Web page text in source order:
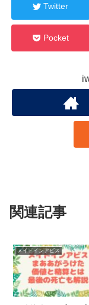
Twitter
Pocket
関連記事
メイドインアビス